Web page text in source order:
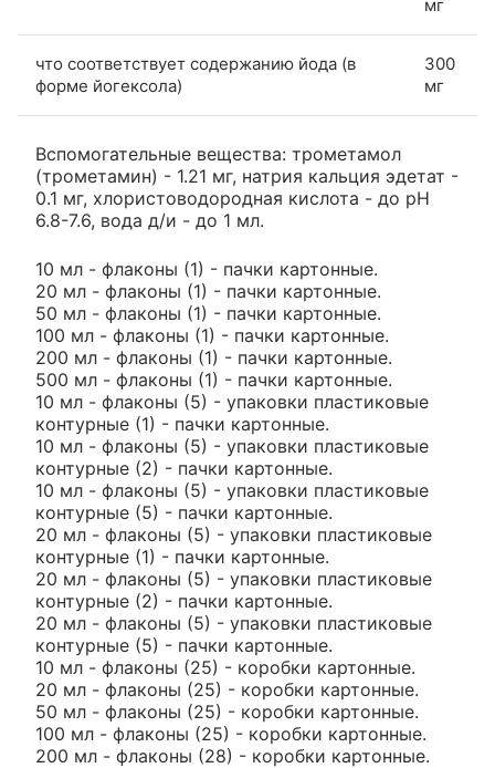
мг
что соответствует содержанию йода (в
форме йогексола)
300
мг
Вспомогательные вещества: трометамол
(трометамин) - 1.21 мг, натрия кальция эдетат -
0.1 мг, хлористоводородная кислота - до pH
6.8-7.6, вода д/и - до 1 мл.
10 мл - флаконы (1) - пачки картонные.
20 мл - флаконы (1) - пачки картонные.
50 мл - флаконы (1) - пачки картонные.
100 мл - флаконы (1) - пачки картонные.
200 мл - флаконы (1) - пачки картонные.
500 мл - флаконы (1) - пачки картонные.
10 мл - флаконы (5) - упаковки пластиковые
контурные (1) - пачки картонные.
10 мл - флаконы (5) - упаковки пластиковые
контурные (2) - пачки картонные.
10 мл - флаконы (5) - упаковки пластиковые
контурные (5) - пачки картонные.
20 мл - флаконы (5) - упаковки пластиковые
контурные (1) - пачки картонные.
20 мл - флаконы (5) - упаковки пластиковые
контурные (2) - пачки картонные.
20 мл - флаконы (5) - упаковки пластиковые
контурные (5) - пачки картонные.
10 мл - флаконы (25) - коробки картонные.
20 мл - флаконы (25) - коробки картонные.
50 мл - флаконы (25) - коробки картонные.
100 мл - флаконы (25) - коробки картонные.
200 мл - флаконы (28) - коробки картонные.